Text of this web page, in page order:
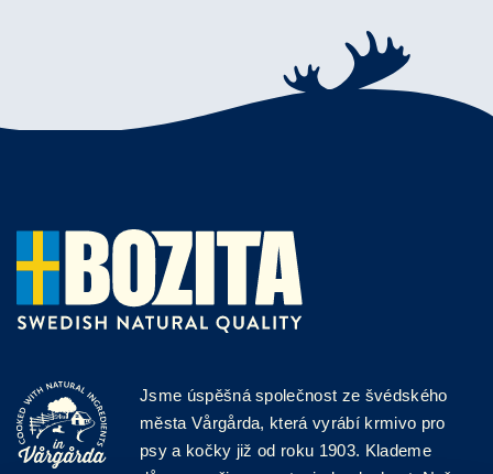
Jsme úspěšná společnost ze švédského
města Vårgårda, která vyrábí krmivo pro
psy a kočky již od roku 1903. Klademe